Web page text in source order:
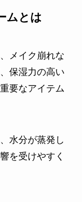
ムとは
メイク崩れな
保湿力の高い
要なアイテム
水分が蒸発し
を受けやすく